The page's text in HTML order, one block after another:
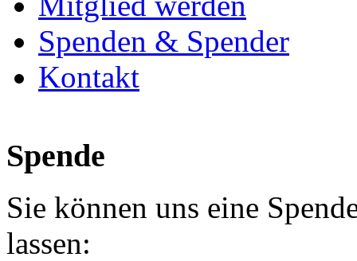
Spenden & Spender
Kontakt
Spende
Sie können uns eine
lassen: